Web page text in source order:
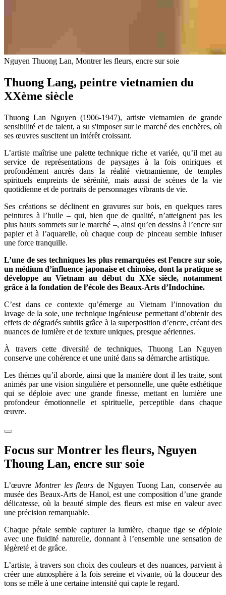
Nguyen Thuong Lan, Montrer les fleurs, encre sur soie
Thuong Lang, peintre vietnamien du
XXème siècle
Thuong Lan Nguyen (1906-1947), artiste vietnamien de grande
sensibilité et de talent, a su s'imposer sur le marché des enchères, où
ses œuvres suscitent un intérêt croissant.
L’artiste maîtrise une palette technique riche et variée, qu’il met au
service de représentations de paysages à la fois oniriques et
profondément ancrés dans la réalité vietnamienne, de temples
spirituels empreints de sérénité, mais aussi de scènes de la vie
quotidienne et de portraits de personnages vibrants de vie.
Ses créations se déclinent en gravures sur bois, en quelques rares
peintures à l’huile – qui, bien que de qualité, n’atteignent pas les
plus hauts sommets sur le marché –, ainsi qu’en dessins à l’encre sur
papier et à l’aquarelle, où chaque coup de pinceau semble infuser
une force tranquille.
L’une de ses techniques les plus remarquées est l’encre sur soie,
un médium d’influence japonaise et chinoise, dont la pratique se
développe au Vietnam au début du XXe siècle, notamment
grâce à la fondation de l’école des Beaux-Arts d’Indochine.
C’est dans ce contexte qu’émerge au Vietnam l’innovation du
lavage de la soie, une technique ingénieuse permettant d’obtenir des
effets de dégradés subtils grâce à la superposition d’encre, créant des
nuances de lumière et de texture uniques, presque aériennes.
À travers cette diversité de techniques, Thuong Lan Nguyen
conserve une cohérence et une unité dans sa démarche artistique.
Les thèmes qu’il aborde, ainsi que la manière dont il les traite, sont
animés par une vision singulière et personnelle, une quête esthétique
qui se déploie avec une grande finesse, mettant en lumière une
profondeur émotionnelle et spirituelle, perceptible dans chaque
œuvre.
Focus sur Montrer les fleurs, Nguyen
Thoung Lan, encre sur soie
L’œuvre Montrer les fleurs de Nguyen Tuong Lan, conservée au
musée des Beaux-Arts de Hanoï, est une composition d’une grande
délicatesse, où la beauté simple des fleurs est mise en valeur avec
une précision remarquable.
Chaque pétale semble capturer la lumière, chaque tige se déploie
avec une fluidité naturelle, donnant à l’ensemble une sensation de
légèreté et de grâce.
L’artiste, à travers son choix des couleurs et des nuances, parvient à
créer une atmosphère à la fois sereine et vivante, où la douceur des
tons se mêle à une certaine intensité qui capte le regard.